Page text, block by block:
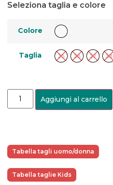
Seleziona taglia e colore
Colore
Taglia 35 36 37 38
Aggiungi al carrello
Tabella tagli uomo/donna
Tabella taglie Kids